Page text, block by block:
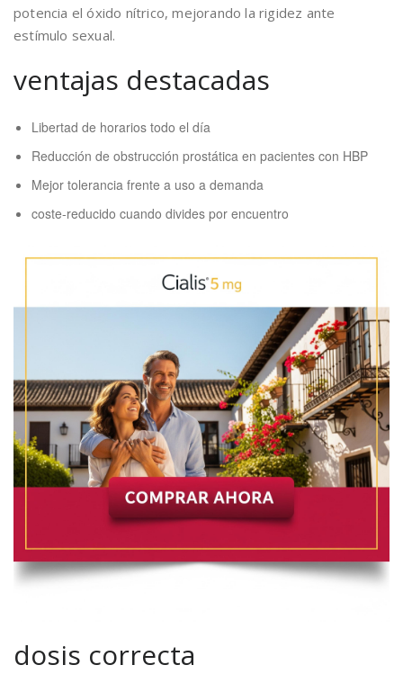
potencia el óxido nítrico, mejorando la rigidez ante
estímulo sexual.
ventajas destacadas
Libertad de horarios todo el día
Reducción de obstrucción prostática en pacientes con HBP
Mejor tolerancia frente a uso a demanda
coste-reducido cuando divides por encuentro
dosis correcta